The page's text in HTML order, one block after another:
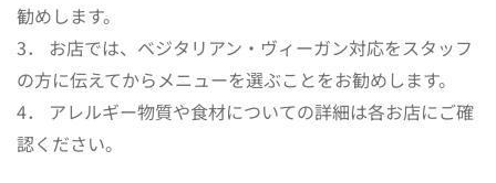
勧めします。
3． お店では、ベジタリアン・ヴィーガン対応をスタッフ
の方に伝えてからメニューを選ぶことをお勧めします。
4． アレルギー物質や食材についての詳細は各お店にご確
認ください。